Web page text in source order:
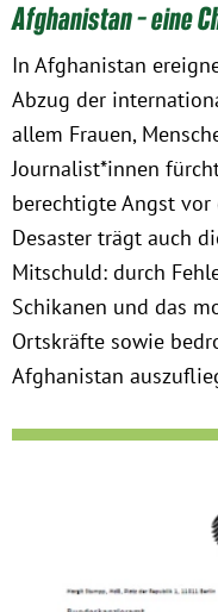
YouTube
Facebook
Instagram
Afghanistan – eine
In Afghanistan
Abzug der
allem Frauen,
Journalist*innen
berechtigte Angst vor
Desaster trägt auch
Mitschuld: durch
Schikanen und das
Ortskräfte sowie
Afghanistan